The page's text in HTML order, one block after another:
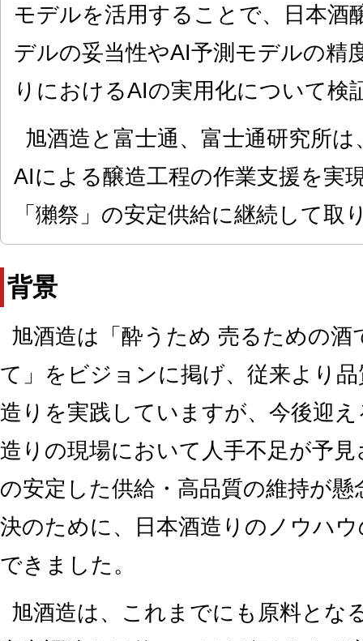
モデルを活用することで、日本酒
デルの妥当性やAI予測モデルの精
りにおけるAIの実用化について検
旭酒造と富士通、富士通研究所
AIによる醸造工程の作業支援を実
「獺祭」の安定供給に継続して取
背景
旭酒造は「酔うため 売るための
て」をビジョンに掲げ、従来より
造りを実践していますが、今後迎
造りの現場において人手不足が予
の安定した供給・高品質の維持が
決のために、日本酒造りのノウハ
できました。
旭酒造は、これまでにも原料とな